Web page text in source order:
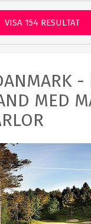
VISA 154 RESULTAT
-
MED